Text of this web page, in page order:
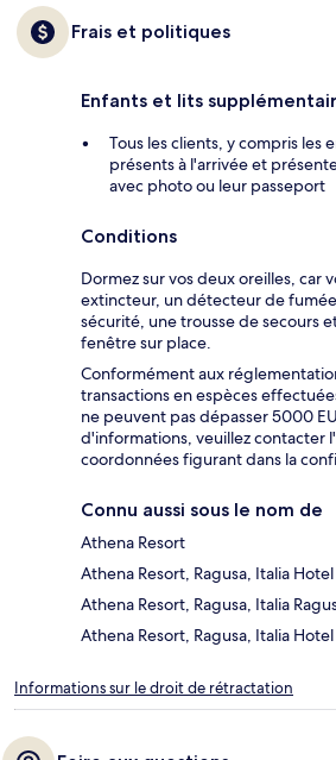
Frais et politiques
Enfants et lits
Tous les clients, y compris les
présents à l'arrivée et
avec photo ou leur passeport
Conditions
Dormez sur vos deux oreilles, car
extincteur, un détecteur de
sécurité, une trousse de secours
fenêtre sur place.
Conformément aux
transactions en espèces
ne peuvent pas dépasser 5000
d'informations, veuillez contacter
coordonnées figurant dans la
Connu aussi sous le nom de
Athena Resort
Athena Resort, Ragusa, Italia Hotel
Athena Resort, Ragusa, Italia
Athena Resort, Ragusa, Italia Hotel
Informations sur le droit de rétractation